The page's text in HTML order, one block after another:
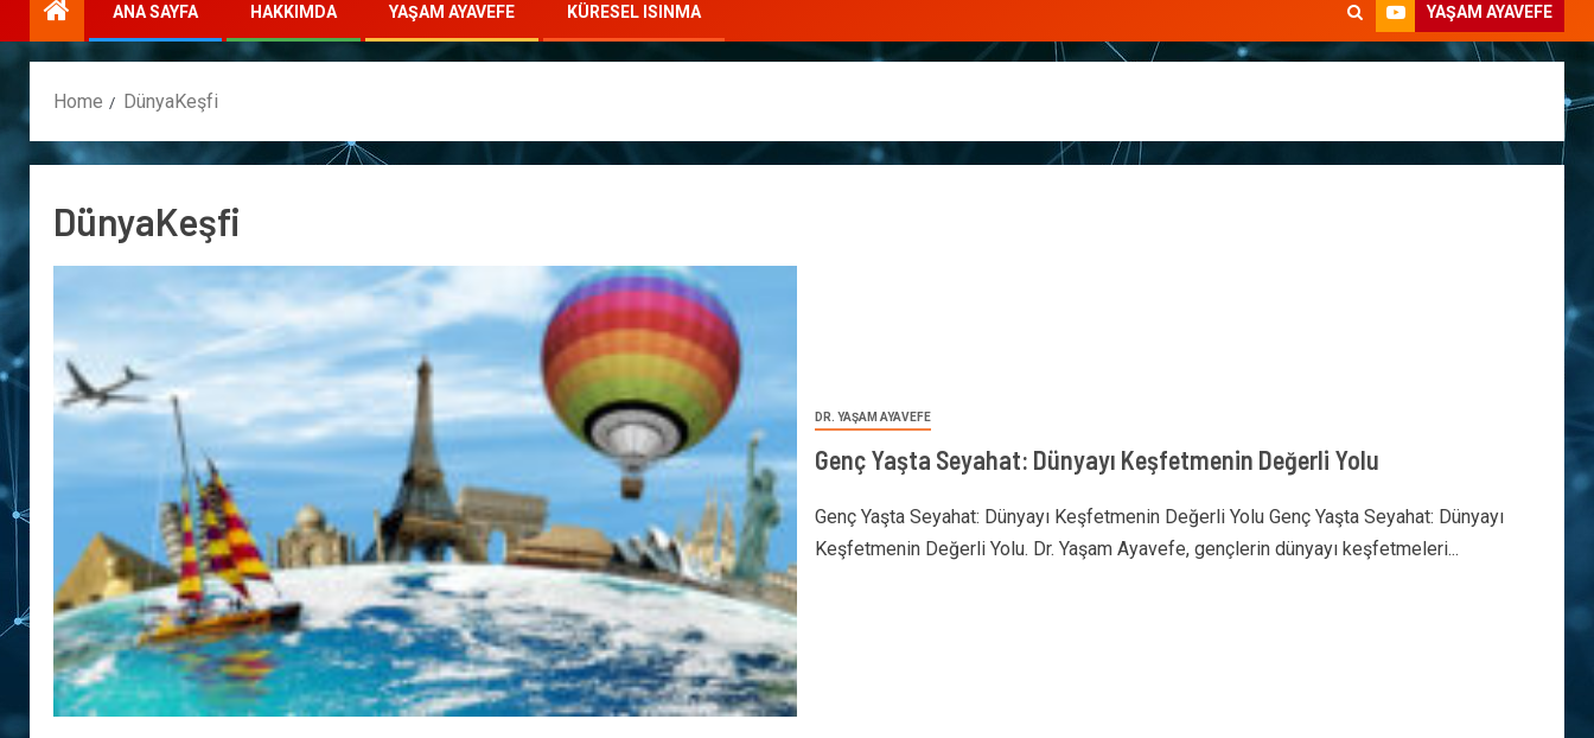
ANA SAYFA HAKKIMDA YAŞAM AYAVEFE KÜRESEL ISINMA YAŞAM AYAVEFE
Home DünyaKeşfi
DünyaKeşfi
DR. YAŞAM AYAVEFE
Genç Yaşta Seyahat: Dünyayı Keşfetmenin Değerli Yolu
Genç Yaşta Seyahat: Dünyayı Keşfetmenin Değerli Yolu Genç Yaşta Seyahat: Dünyayı
Keşfetmenin Değerli Yolu. Dr. Yaşam Ayavefe, gençlerin dünyayı keşfetmeleri...